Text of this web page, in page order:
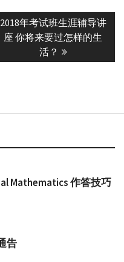
Next
post:
2018年考试班生涯辅导讲
座 你将来要过怎样的生
活？
Mathematics 作答技巧
告